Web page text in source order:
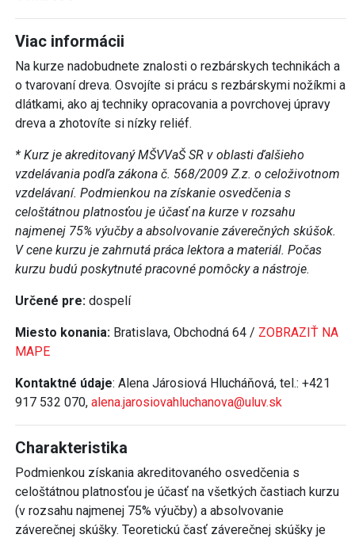
Viac informácii
Na kurze nadobudnete znalosti o rezbárskych technikách a
o tvarovaní dreva. Osvojíte si prácu s rezbárskymi nožíkmi a
dlátkami, ako aj techniky opracovania a povrchovej úpravy
dreva a zhotovíte si nízky reliéf.
* Kurz je akreditovaný MŠVVaŠ SR v oblasti ďalšieho
vzdelávania podľa zákona č. 568/2009 Z.z. o celoživotnom
vzdelávaní. Podmienkou na získanie osvedčenia s
celoštátnou platnosťou je účasť na kurze v rozsahu
najmenej 75% výučby a absolvovanie záverečných skúšok.
V cene kurzu je zahrnutá práca lektora a materiál. Počas
kurzu budú poskytnuté pracovné pomôcky a nástroje.
Určené pre: dospelí
Miesto konania: Bratislava, Obchodná 64 / ZOBRAZIŤ NA
MAPE
Kontaktné údaje: Alena Járosiová Hlucháňová, tel.: +421
917 532 070, alena.jarosiovahluchanova@uluv.sk
Charakteristika
Podmienkou získania akreditovaného osvedčenia s
celoštátnou platnosťou je účasť na všetkých častiach kurzu
(v rozsahu najmenej 75% výučby) a absolvovanie
záverečnej skúšky. Teoretickú časť záverečnej skúšky je